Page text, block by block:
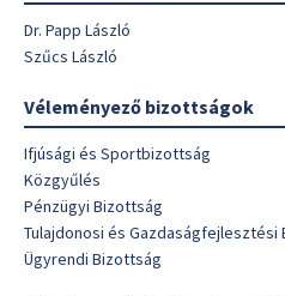
Dr. Papp László
Szűcs László
Véleményező bizottságok
Ifjúsági és Sportbizottság
Közgyűlés
Pénzügyi Bizottság
Tulajdonosi és Gazdaságfejlesztési
Ügyrendi Bizottság